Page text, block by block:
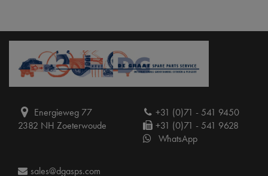
Energieweg 77
2382 NH Zoeterwoude
+31 (0)71 - 541 9450
+31 (0)71 - 541 9628
WhatsApp
sales@dgasps.com